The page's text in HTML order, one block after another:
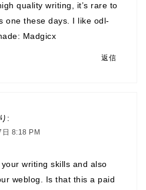
quality writing, it’s rare to
one these days. I like odl-
Madgicx
返信
:
8:18 PM
writing skills and also
weblog. Is that this a paid